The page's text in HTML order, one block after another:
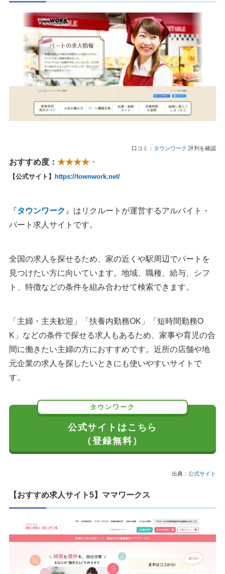
口コミ： タウンワーク 評判を確認
おすすめ度： ★★★★・
【公式サイト】 https://townwork.net/
『タウンワーク 』はリクルートが運営するアルバイト・
パート求人サイトです。
全国の求人を探せるため、家の近くや駅周辺でパートを
見つけたい方に向いています。地域、職種、給与、シフ
ト、特徴などの条件を組み合わせて検索できます。
「主婦・主夫歓迎」「扶養内勤務OK」「短時間勤務O
K」などの条件で探せる求人もあるため、家事や育児の合
間に働きたい主婦の方におすすめです。近所の店舗や地
元企業の求人を探したいときにも使いやすいサイトで
す。
タウンワーク
公式サイトはこちら
（登録無料）
出典： 公式サイト
【おすすめ求人サイト5】ママワークス